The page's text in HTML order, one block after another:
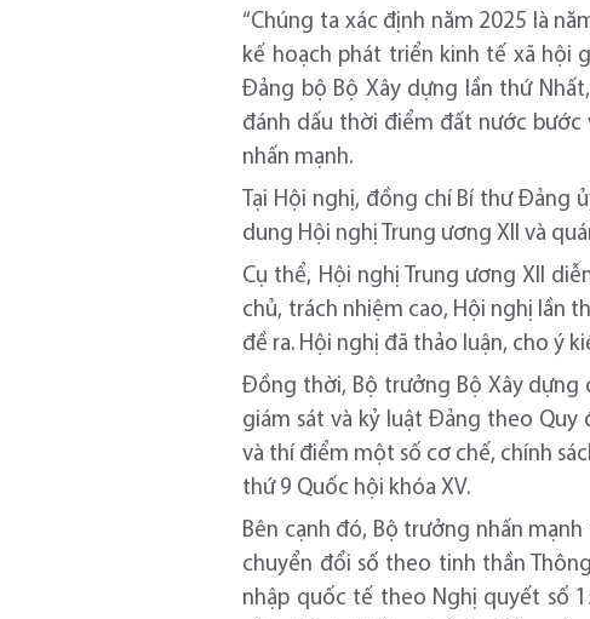
“Chúng ta xác định năm 2025 là
kế hoạch phát triển kinh tế xã hội
Đảng bộ Bộ Xây dựng lần thứ
đánh dấu thời điểm đất nước bước
nhấn mạnh.
Tại Hội nghị, đồng chí Bí thư Đảng
dung Hội nghị Trung ương XII và
Cụ thể, Hội nghị Trung ương XII
chủ, trách nhiệm cao, Hội nghị lần
đề ra. Hội nghị đã thảo luận, cho ý
Đồng thời, Bộ trưởng Bộ Xây
giám sát và kỷ luật Đảng theo Quy
và thí điểm một số cơ chế, chính
thứ 9 Quốc hội khóa XV.
Bên cạnh đó, Bộ trưởng nhấn
chuyển đổi số theo tinh thần
nhập quốc tế theo Nghị quyết số